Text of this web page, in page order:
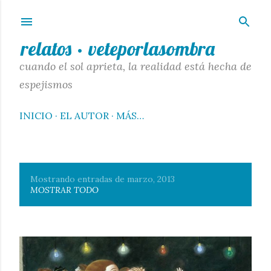
relatos · veteporlasombra
cuando el sol aprieta, la realidad está hecha de
espejismos
INICIO EL AUTOR MÁS…
E
n
t
r
Mostrando entradas de marzo, 2013
MOSTRAR TODO